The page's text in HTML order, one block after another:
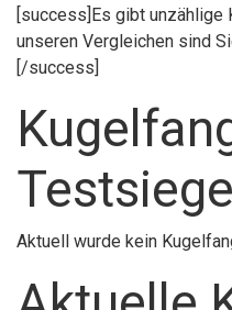
[success]Es gibt unzählige
unseren Vergleichen sind
[/success]
Aktuell wurde kein